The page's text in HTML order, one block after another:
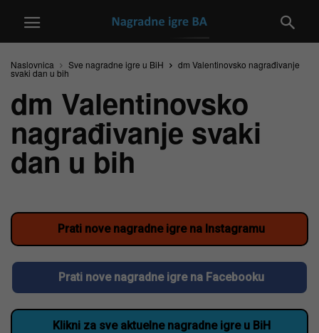
Naslovnica Sve nagradne igre u BiH dm Valentinovsko nagrađivanje
svaki dan u bih
dm Valentinovsko
nagrađivanje svaki
dan u bih
Prati nove nagradne igre na Instagramu
Prati nove nagradne igre na Facebooku
Klikni za sve aktuelne nagradne igre u BiH